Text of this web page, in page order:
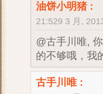
油饼小明猪:
21:529 3 月,
@古手川唯,
的不够哦，我
古手川唯: